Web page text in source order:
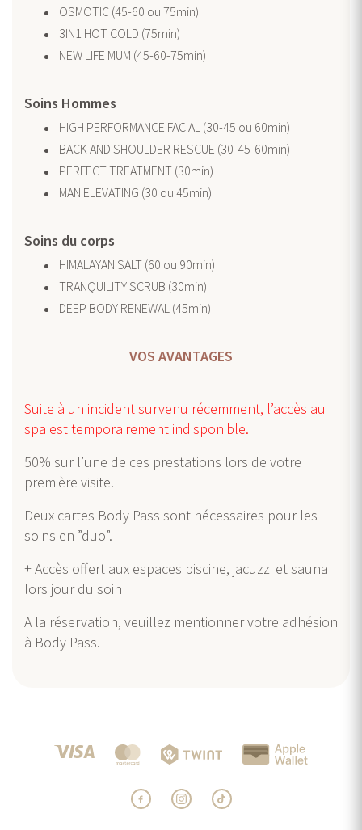
OSMOTIC (45-60 ou 75min)
3IN1 HOT COLD (75min)
NEW LIFE MUM (45-60-75min)
Soins Hommes
HIGH PERFORMANCE FACIAL (30-45 ou 60min)
BACK AND SHOULDER RESCUE (30-45-60min)
PERFECT TREATMENT (30min)
MAN ELEVATING (30 ou 45min)
Soins du corps
HIMALAYAN SALT (60 ou 90min)
TRANQUILITY SCRUB (30min)
DEEP BODY RENEWAL (45min)
VOS AVANTAGES
Suite à un incident survenu récemment, l’accès au
spa est temporairement indisponible.
50% sur l’une de ces prestations lors de votre
première visite.
Deux cartes Body Pass sont nécessaires pour les
soins en ”duo”.
+ Accès offert aux espaces piscine, jacuzzi et sauna
lors jour du soin
A la réservation, veuillez mentionner votre adhésion
à Body Pass.